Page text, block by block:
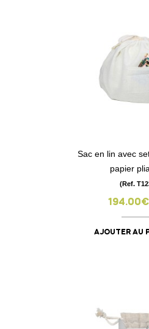
Sac en lin avec
papier
(Ref.
AJOUTER AU